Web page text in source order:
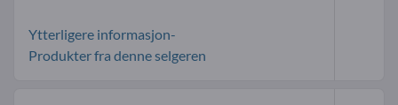
Ytterligere informasjon-
Produkter fra denne selgeren